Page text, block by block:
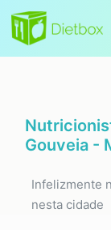
Gouveia -
Infelizmente
nesta cidade